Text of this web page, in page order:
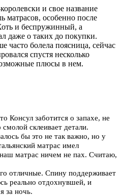
и свое название
матрасов, особенно после
и беспружинный, а
даже о таких до покупки.
болела поясница, сейчас
спустя несколько
плюсы в нем.
Консул заботится о запахе, не
склеивает детали.
бы это не так важно, но у
матрас имел
матрас ничем не пах. Считаю,
отличные. Спину поддерживает
реально отдохнувшей, и
за ночь.